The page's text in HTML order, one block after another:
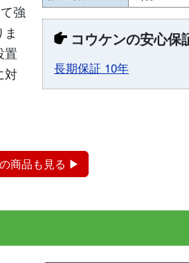
強
置
対
コウケンの安心保
長期保証 10年
商品も見る ▶